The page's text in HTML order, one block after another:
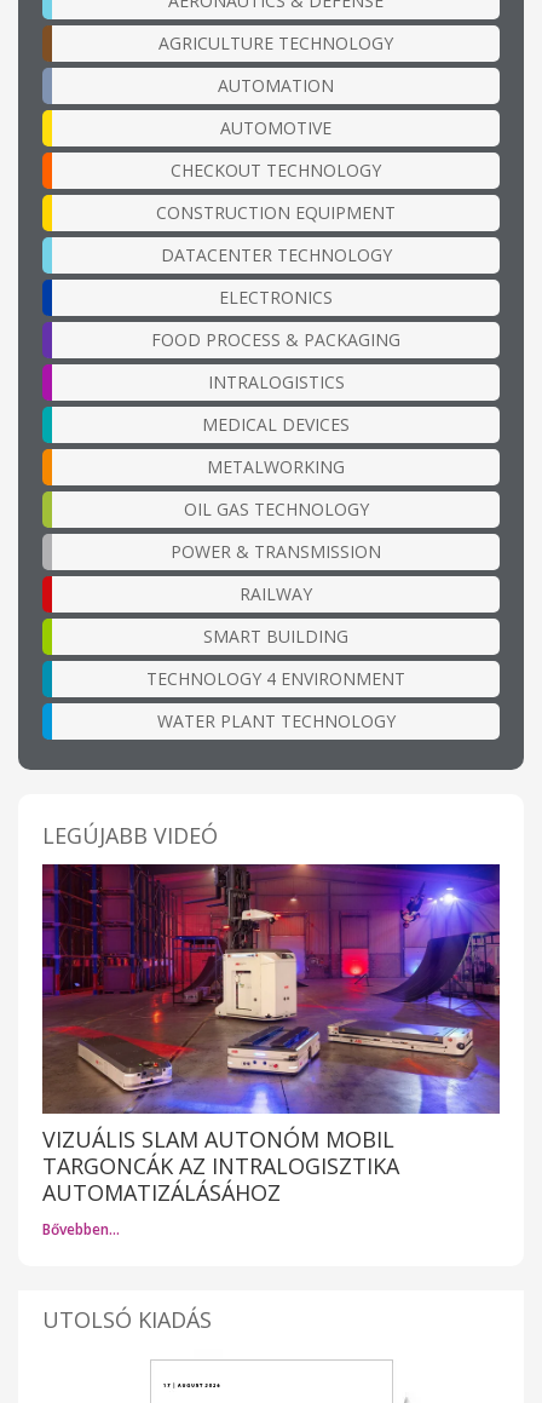
AGRICULTURE TECHNOLOGY
AUTOMATION
AUTOMOTIVE
CHECKOUT TECHNOLOGY
CONSTRUCTION EQUIPMENT
DATACENTER TECHNOLOGY
ELECTRONICS
FOOD PROCESS & PACKAGING
INTRALOGISTICS
MEDICAL DEVICES
METALWORKING
OIL GAS TECHNOLOGY
POWER & TRANSMISSION
RAILWAY
SMART BUILDING
TECHNOLOGY 4 ENVIRONMENT
WATER PLANT TECHNOLOGY
LEGÚJABB VIDEÓ
VIZUÁLIS SLAM AUTONÓM MOBIL
TARGONCÁK AZ INTRALOGISZTIKA
AUTOMATIZÁLÁSÁHOZ
Bővebben…
UTOLSÓ KIADÁS